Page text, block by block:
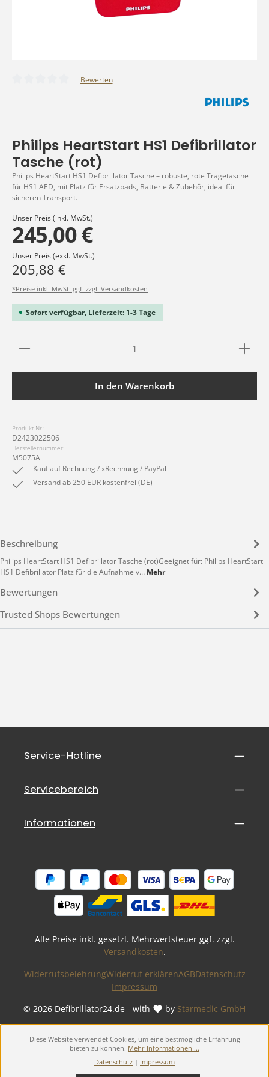
Bewerten
Philips HeartStart HS1 Defibrillator
Tasche (rot)
Philips HeartStart HS1 Defibrillator Tasche – robuste, rote Tragetasche
für HS1 AED, mit Platz für Ersatzpads, Batterie & Zubehör, ideal für
sicheren Transport.
Unser Preis (inkl. MwSt.)
245,00 €
Unser Preis (exkl. MwSt.)
205,88 €
*Preise inkl. MwSt. ggf. zzgl. Versandkosten
Sofort verfügbar, Lieferzeit: 1-3 Tage
Produkt Anzahl: Gib den gewünschten Wert ein
In den Warenkorb
Produkt-Nr.:
D2423022506
Herstellernummer:
M5075A
Kauf auf Rechnung / xRechnung / PayPal
Versand ab 250 EUR kostenfrei (DE)
Beschreibung
Philips HeartStart HS1 Defibrillator Tasche (rot)Geeignet für: Philips HeartStart
HS1 Defibrillator Platz für die Aufnahme v… Mehr
Bewertungen
Trusted Shops Bewertungen
Service-Hotline
Servicebereich
Informationen
Alle Preise inkl. gesetzl. Mehrwertsteuer ggf. zzgl.
Versandkosten.
© 2026 Defibrillator24.de - with by Starmedic GmbH
WiderrufsbelehrungWiderruf erklärenAGBDatenschutz
Impressum
Diese Website verwendet Cookies, um eine bestmögliche Erfahrung
bieten zu können. Mehr Informationen ...
Datenschutz | Impressum